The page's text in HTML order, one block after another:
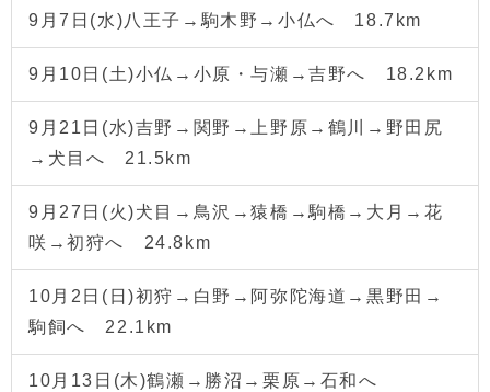
9月7日(水)八王子→駒木野→小仏へ 18.7km
9月10日(土)小仏→小原・与瀬→吉野へ 18.2km
9月21日(水)吉野→関野→上野原→鶴川→野田尻
→犬目へ 21.5km
9月27日(火)犬目→鳥沢→猿橋→駒橋→大月→花
咲→初狩へ 24.8km
10月2日(日)初狩→白野→阿弥陀海道→黒野田→
駒飼へ 22.1km
10月13日(木)鶴瀬→勝沼→栗原→石和へ